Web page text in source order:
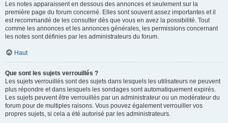
Les notes apparaissent en dessous des annonces et seulement sur la
première page du forum concerné. Elles sont souvent assez importantes et il
est recommandé de les consulter dès que vous en avez la possibilité. Tout
comme les annonces et les annonces générales, les permissions concernant
les notes sont définies par les administrateurs du forum.
Haut
Que sont les sujets verrouillés ?
Les sujets verrouillés sont des sujets dans lesquels les utilisateurs ne peuvent
plus répondre et dans lesquels les sondages sont automatiquement expirés.
Les sujets peuvent être verrouillés par un administrateur ou un modérateur du
forum pour de multiples raisons. Vous pouvez également verrouiller vos
propres sujets, si cela a été autorisé par les administrateurs.